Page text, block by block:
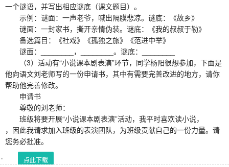
一个谜语，并写出相应谜底（课文题目）。
示例：谜面：一声老爷，喊出隔膜悲凉。谜底：《故乡》
谜面：一封家书，撕开亲情伪装。谜底：《我的叔叔于勒》
备选篇目：《社戏》《孤独之旅》《范进中举》
谜面：________，________。谜底：________
（3）活动有“小说课本剧表演”环节，同学杨阳很想参加，下面是
他向语文刘老师写的一份申请书，其中有需要完善改进的地方，请你
帮助他完善修改。
申请书
尊敬的刘老师：
班级将要开展“小说课本剧表演”活动，我平时喜欢读小说，
，因此我请求加入班级的表演团队，为班级贡献自己的一份力量。请
您务必批准。
点此下载